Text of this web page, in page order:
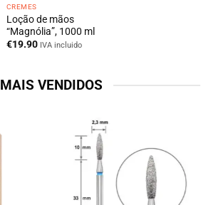
CREMES
Loção de mãos
“Magnólia”, 1000 ml
€19.90 IVA incluido
MAIS VENDIDOS